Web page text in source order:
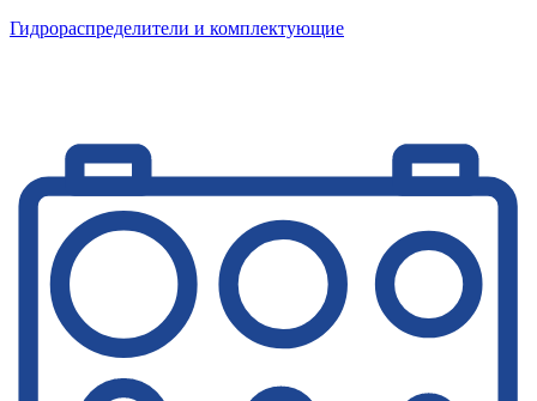
Гидрораспределители и комплектующие